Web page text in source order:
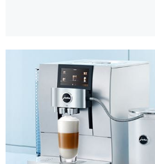
información